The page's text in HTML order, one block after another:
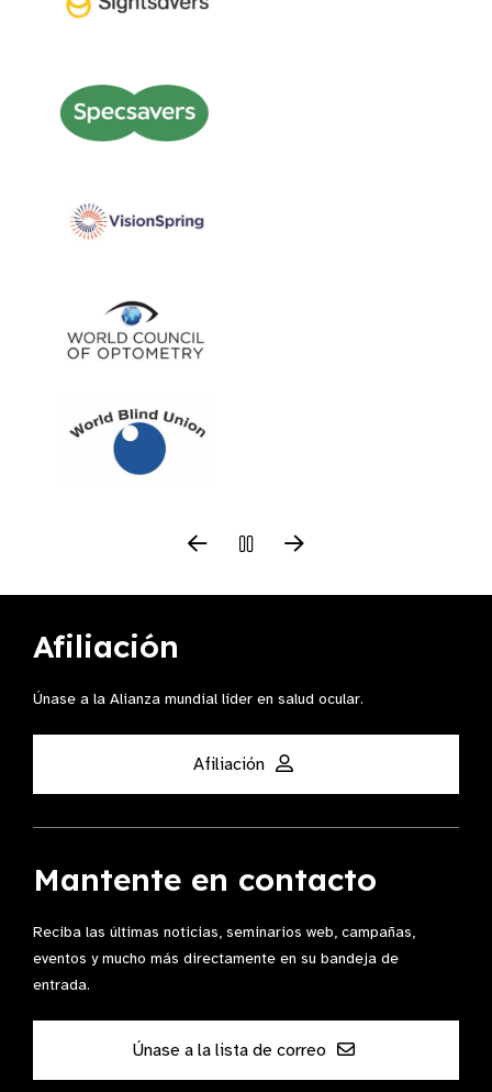
Afiliación
Únase a la Alianza mundial líder en salud ocular.
Afiliación
Mantente en contacto
Reciba las últimas noticias, seminarios web, campañas,
eventos y mucho más directamente en su bandeja de
entrada.
Únase a la lista de correo